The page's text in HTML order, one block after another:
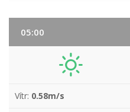
05:00
Vítr: 0.58m/s